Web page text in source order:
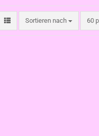
Sortieren nach
Sortieren nach 60
pro